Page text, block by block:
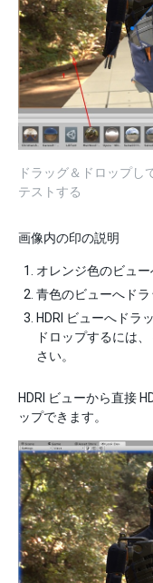
ドラッグ＆ドロップし
テストする
画像内の印の説明
オレンジ色のビュ
青色のビューへドラ
HDRI ビューへド
ドロップするには、
さい。
HDRI ビューから直接
ップできます。